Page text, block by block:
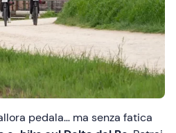
pedala… ma senza fatica